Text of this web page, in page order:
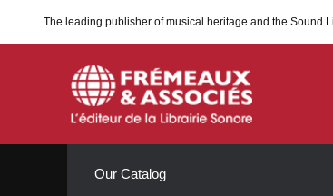
The leading publisher of musical heritage and the Sound
Our Catalog